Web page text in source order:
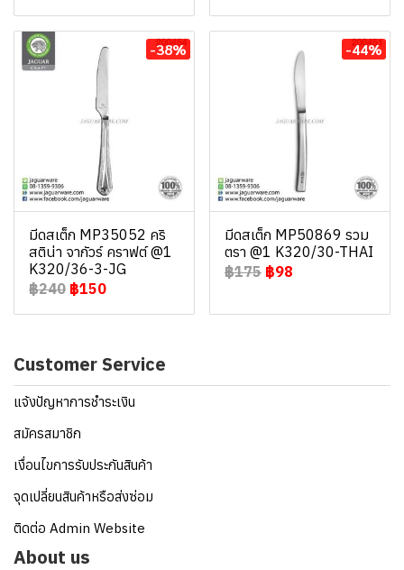
-38%
มีดสเต็ก MP35052 คริ
สติน่า จากัวร์ คราฟต์ @1
K320/36-3-JG
฿240 ฿150
-44%
มีดสเต็ก MP50869 รวม
ตรา @1 K320/30-THAI
฿175 ฿98
Customer Service
แจ้งปัญหาการชำระเงิน
สมัครสมาชิก
เงื่อนไขการรับประกันสินค้า
จุดเปลี่ยนสินค้าหรือส่งซ่อม
ติดต่อ Admin Website
About us